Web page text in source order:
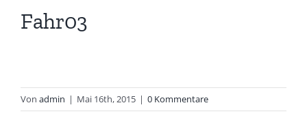
Fahr03
Von admin | Mai 16th, 2015 | 0 Kommentare